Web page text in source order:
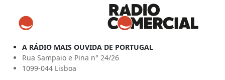
A RÁDIO MAIS OUVIDA DE PORTUGAL
Rua Sampaio e Pina n° 24/26
1099-044 Lisboa